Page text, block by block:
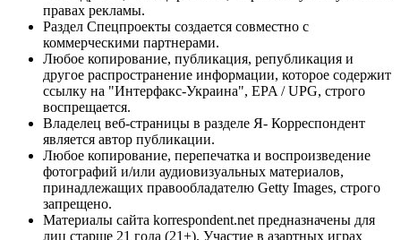
правах рекламы.
Раздел Спецпроекты создается совместно с
коммерческими партнерами.
Любое копирование, публикация, републикация и
другое распространение информации, которое содержит
ссылку на "Интерфакс-Украина", EPA / UPG, строго
воспрещается.
Владелец веб-страницы в разделе Я- Корреспондент
является автор публикации.
Любое копирование, перепечатка и воспроизведение
фотографий и/или аудиовизуальных материалов,
принадлежащих правообладателю Getty Images, строго
запрещено.
Материалы сайта korrespondent.net предназначены для
лиц старше 21 года (21+). Участие в азартных играх